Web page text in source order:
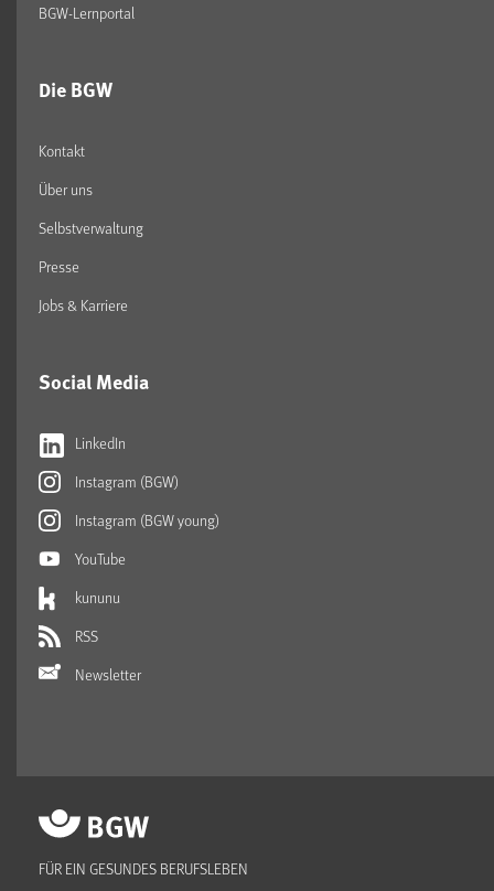
BGW-Lernportal
Die BGW
Kontakt
Über uns
Selbstverwaltung
Presse
Jobs & Karriere
Social Media
LinkedIn
Instagram (BGW)
Instagram (BGW young)
YouTube
kununu
RSS
Newsletter
FÜR EIN GESUNDES BERUFSLEBEN